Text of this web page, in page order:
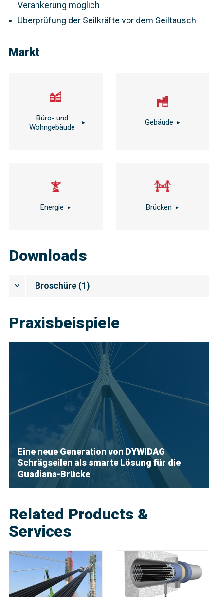
Verankerung möglich
Überprüfung der Seilkräfte vor dem Seiltausch
Markt
Büro- und
Wohngebäude
Gebäude
Energie Brücken
Downloads
Broschüre (1)
Praxisbeispiele
Eine neue Generation von DYWIDAG
Schrägseilen als smarte Lösung für die
Guadiana-Brücke
Related Products &
Services